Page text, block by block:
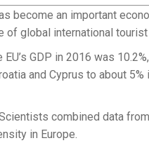
become an important
of global international
GDP in 2016 was
and Cyprus to about
combined data
in Europe.